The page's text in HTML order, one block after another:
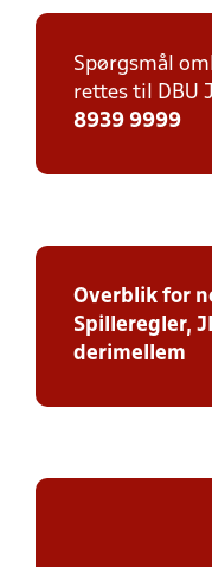
Spørgsmål
rettes til DBU
8939 9999
Overblik for
Spilleregler,
derimellem